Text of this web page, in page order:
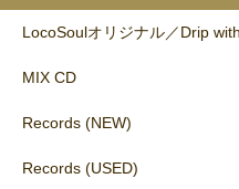
LocoSoulオリジナル／Drip
MIX CD
Records (NEW)
Records (USED)